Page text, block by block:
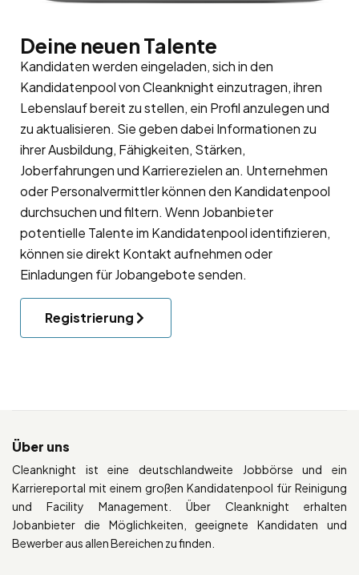
Deine neuen Talente
Kandidaten werden eingeladen, sich in den
Kandidatenpoolvon Cleanknight einzutragen, ihren
Lebenslauf bereit zu stellen, ein Profil anzulegen und
zu aktualisieren. Sie geben dabei Informationen zu
ihrer Ausbildung, Fähigkeiten, Stärken,
Joberfahrungen und Karrierezielen an. Unternehmen
oder Personalvermittler können den Kandidatenpool
durchsuchen und filtern. Wenn Jobanbieter
potentielle Talente im Kandidatenpool identifizieren,
können sie direkt Kontakt aufnehmen oder
Einladungen für Jobangebote senden.
Registrierung
Über uns
Cleanknight ist eine deutschlandweite Jobbörse und ein
Karriereportal mit einem großen Kandidatenpool für Reinigung
und Facility Management. Über Cleanknight erhalten
Jobanbieter die Möglichkeiten, geeignete Kandidaten und
Bewerber aus allen Bereichen zu finden.